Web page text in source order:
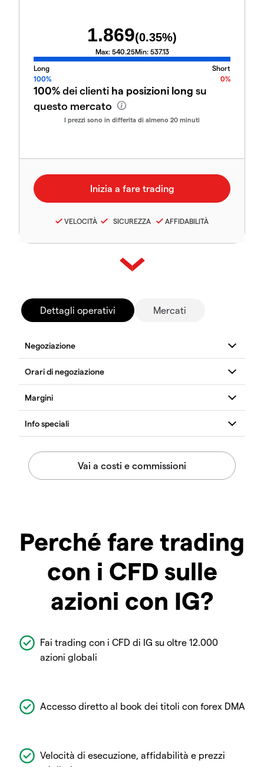
1.869(0.35%)
Max: 540.25Min: 537.13
Long
Short
100%
0%
100%dei clienti ha posizioni long su
questo mercato
I prezzi sono in differita di almeno 20 minuti
VELOCITÀ SICUREZZA AFFIDABILITÀ
Dettagli operativi Mercati
Perché fare trading
con i CFD sulle
azioni con IG?
Fai trading con i CFD di IG su oltre 12.000
azioni globali
Accesso diretto al book dei titoli con forex DMA
Velocità di esecuzione, affidabilità e prezzi